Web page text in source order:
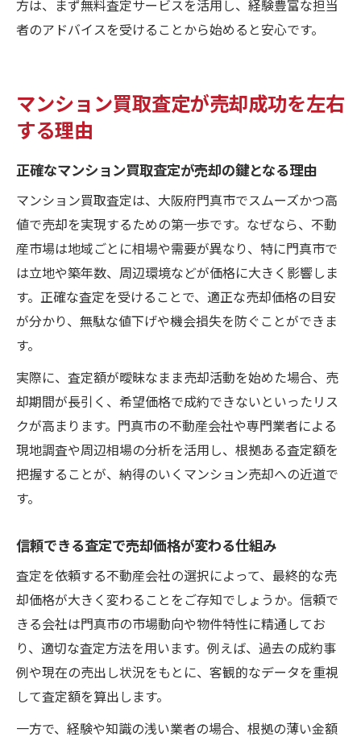
方は、まず無料査定サービスを活用し、経験豊富な担当
者のアドバイスを受けることから始めると安心です。
マンション買取査定が売却成功を左右
する理由
正確なマンション買取査定が売却の鍵となる理由
マンション買取査定は、大阪府門真市でスムーズかつ高
値で売却を実現するための第一歩です。なぜなら、不動
産市場は地域ごとに相場や需要が異なり、特に門真市で
は立地や築年数、周辺環境などが価格に大きく影響しま
す。正確な査定を受けることで、適正な売却価格の目安
が分かり、無駄な値下げや機会損失を防ぐことができま
す。
実際に、査定額が曖昧なまま売却活動を始めた場合、売
却期間が長引く、希望価格で成約できないといったリス
クが高まります。門真市の不動産会社や専門業者による
現地調査や周辺相場の分析を活用し、根拠ある査定額を
把握することが、納得のいくマンション売却への近道で
す。
信頼できる査定で売却価格が変わる仕組み
査定を依頼する不動産会社の選択によって、最終的な売
却価格が大きく変わることをご存知でしょうか。信頼で
きる会社は門真市の市場動向や物件特性に精通してお
り、適切な査定方法を用います。例えば、過去の成約事
例や現在の売出し状況をもとに、客観的なデータを重視
して査定額を算出します。
一方で、経験や知識の浅い業者の場合、根拠の薄い金額